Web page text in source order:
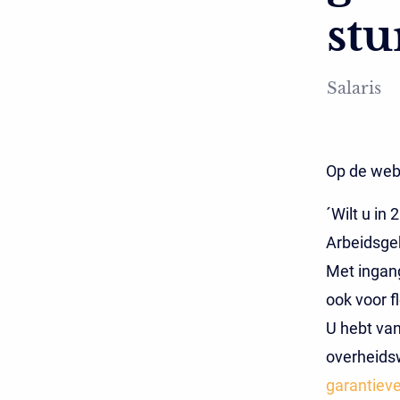
Salaris
Op de
´Wilt u in
Met
ook voor
U hebt